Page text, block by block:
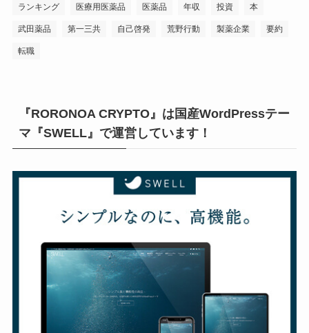
ランキング 医療用医薬品 医薬品 年収 投資 本
武田薬品 第一三共 自己啓発 荒野行動 製薬企業 要約
転職
『RORONOA CRYPTO』は国産WordPressテー
マ『SWELL』で運営しています！